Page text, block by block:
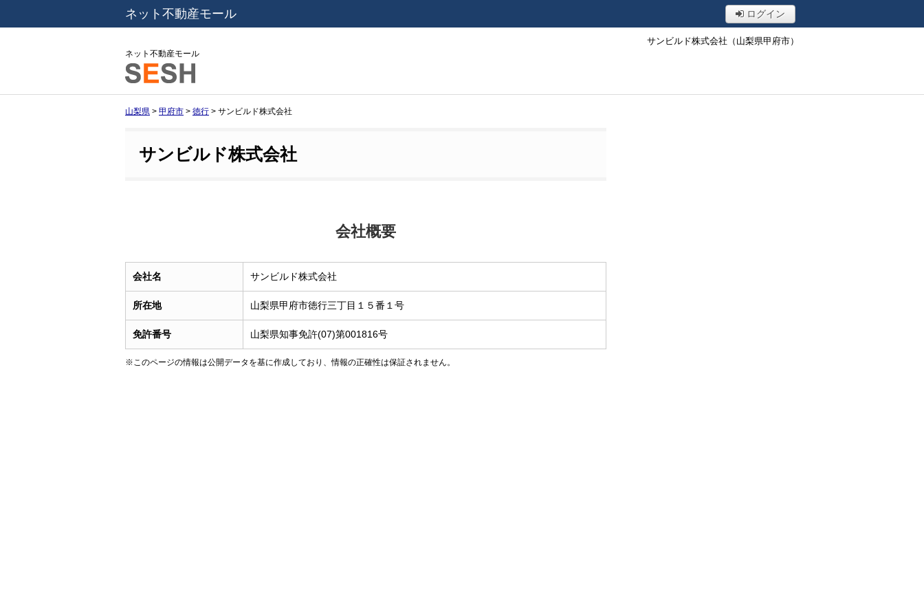
ネット不動産モール ログイン
サンビルド株式会社（山梨県甲府市）
ネット不動産モール
山梨県 > 甲府市 > 徳行 > サンビルド株式会社
サンビルド株式会社
会社概要
会社名 サンビルド株式会社
所在地 山梨県甲府市徳行三丁目１５番１号
免許番号 山梨県知事免許(07)第001816号
※このページの情報は公開データを基に作成しており、情報の正確性は保証されません。